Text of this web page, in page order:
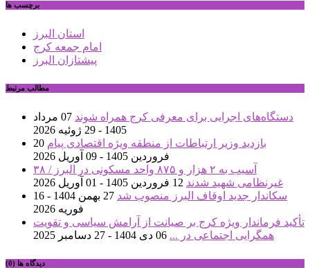
برچسب ها
استان البرز
امام جمعه کرج
پیشتازان البرز
مطالب مرتبط
دستگاه‌های اجرایی برای معرفی کرج همراه شوند
07 مرداد
1405 - 29 ژوئیه 2026
بازدید وزیر ارتباطات از منطقه ویژه اقتصادی پیام 20
فروردین 1405 - 09 آوریل 2026
آسیب به ۲ هزار و ۸۷۵ واحد مسکونی در البرز / ۳۸
غیرنظامی شهید شدند 12 فروردین 1405 - 01 آوریل 2026
سکاندار جدید اوقاف البرز منصوب شد
27 بهمن 1404 - 16
فوریه 2026
تأکید فرماندار ویژه کرج بر صیانت از آرامش سیاسی و تقویت
همگرایی اجتماعی در ... 06 دی 1404 - 27 دسامبر 2025
دیدگاه ها (0)